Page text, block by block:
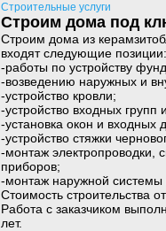
Строительные услуги
Строим дома под
Строим дома из
входят следующие позиции:
-работы по устройству
-возведению наружных и
-устройство кровли;
-устройство входных групп
-установка окон и входных
-устройство стяжки
-монтаж электропроводки,
приборов;
-монтаж наружной системы
Стоимость строительства
Работа с заказчиком
лет.